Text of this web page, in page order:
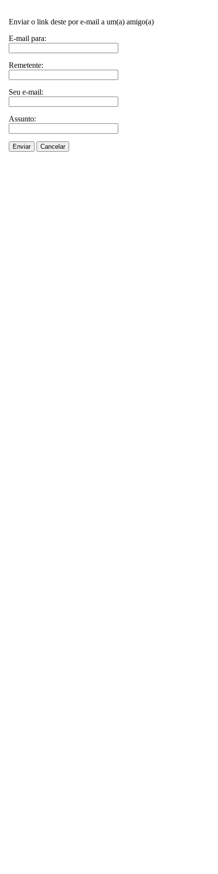
Enviar o link deste por e-mail a um(a) amigo(a)
E-mail para:
Remetente:
Seu e-mail:
Assunto:
Enviar Cancelar